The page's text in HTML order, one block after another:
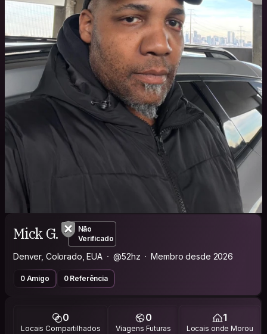
Mick G.
Não
Verificado
Denver, Colorado, EUA @52hz Membro desde 2026
0 Amigo 0 Referência
0
Locais Compartilhados
0
Viagens Futuras
1
Locais onde Morou